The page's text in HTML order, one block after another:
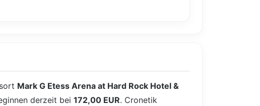
Mark G Etess Arena at Hard Rock Hotel &
derzeit bei 172,00 EUR. Cronetik